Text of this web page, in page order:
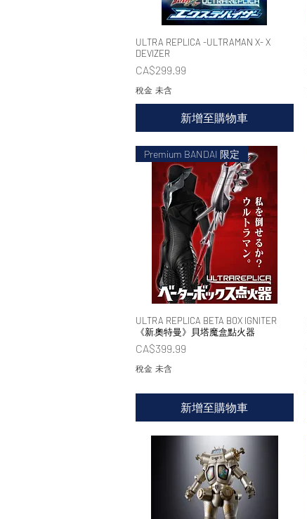
快速瀏覽
ULTRA REPLICA -ULTRAMAN X- X
DEVIZER
價格
CA$299.99
稅金 未含
新增至購物車
快速瀏覽
Premium BANDAI 限定
ULTRA REPLICA BETA BOX IGNITER
《新·奧特曼》貝塔魔盒點火器
價格
CA$399.99
稅金 未含
新增至購物車